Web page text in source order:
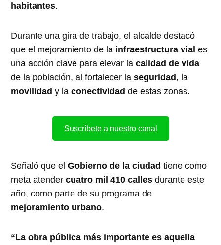
habitantes.
Durante una gira de trabajo, el alcalde destacó
que el mejoramiento de la infraestructura vial es
una acción clave para elevar lacalidad de vida
de la población, al fortalecer laseguridad, la
movilidad y laconectividad de estas zonas.
Suscríbete a nuestro canal
Señaló que elGobierno de la ciudad tiene como
meta atendercuatro mil 410 calles durante este
año, como parte de su programa de
mejoramiento urbano.
“La obra pública más importante es aquella